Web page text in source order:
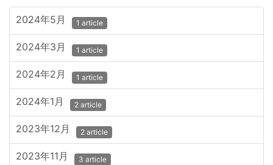
2024年5月 1 article
2024年3月 1 article
2024年2月 1 article
2024年1月 2 article
2023年12月 2 article
2023年11月 3 article